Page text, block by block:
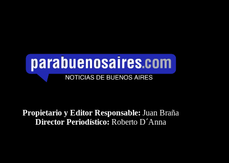
Propietario y Editor Responsable: Juan Braña
Director Periodístico: Roberto D´Anna